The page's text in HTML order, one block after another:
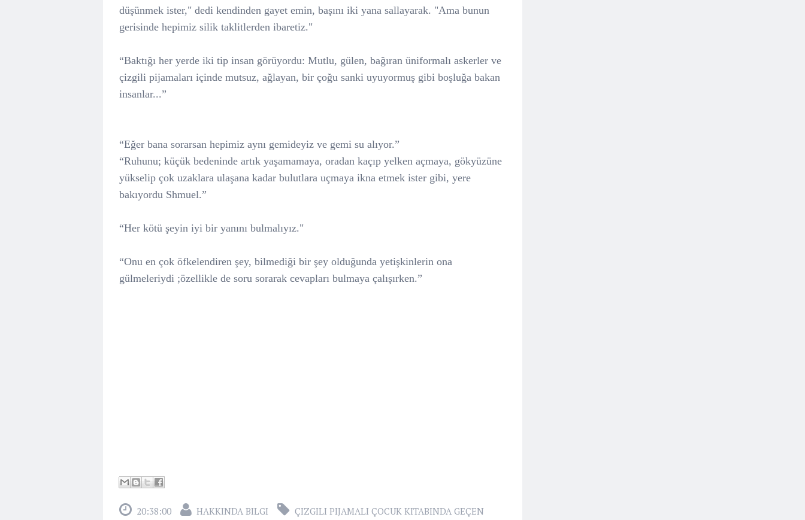
düşünmek ister," dedi kendinden gayet emin, başını iki yana sallayarak. "Ama bunun
gerisinde hepimiz silik taklitlerden ibaretiz."
“Baktığı her yerde iki tip insan görüyordu: Mutlu, gülen, bağıran üniformalı askerler ve
çizgili pijamaları içinde mutsuz, ağlayan, bir çoğu sanki uyuyormuş gibi boşluğa bakan
insanlar...”
“Eğer bana sorarsan hepimiz aynı gemideyiz ve gemi su alıyor.”
“Ruhunu; küçük bedeninde artık yaşamamaya, oradan kaçıp yelken açmaya, gökyüzüne
yükselip çok uzaklara ulaşana kadar bulutlara uçmaya ikna etmek ister gibi, yere
bakıyordu Shmuel.”
“Her kötü şeyin iyi bir yanını bulmalıyız."
“Onu en çok öfkelendiren şey, bilmediği bir şey olduğunda yetişkinlerin ona
gülmeleriydi ;özellikle de soru sorarak cevapları bulmaya çalışırken.”
20:38:00 HAKKINDA BILGI
ÇIZGILI PIJAMALI ÇOCUK KITABINDA GEÇEN